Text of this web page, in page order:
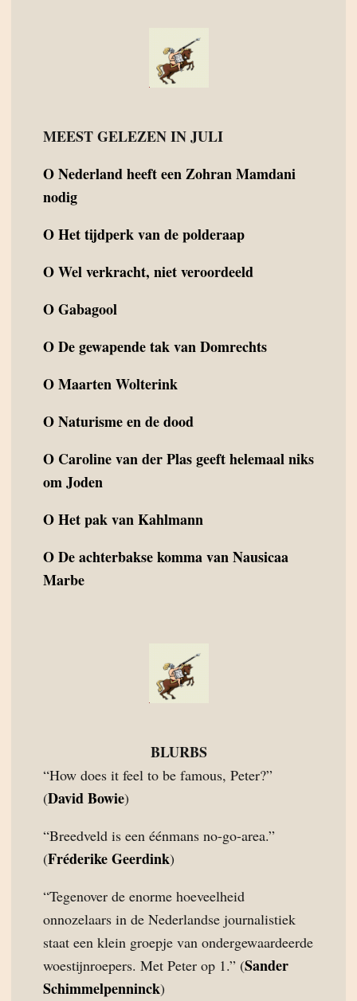
MEEST GELEZEN IN JULI
ONederland heeft een Zohran Mamdani
nodig
OHet tijdperk van de polderaap
OWel verkracht, niet veroordeeld
OGabagool
ODe gewapende tak van Domrechts
OMaarten Wolterink
ONaturisme en de dood
O Caroline van der Plas geeft helemaal niks
om Joden
OHet pak van Kahlmann
ODe achterbakse komma van Nausicaa
Marbe
BLURBS
“How does it feel to be famous, Peter?”
(David Bowie)
“Breedveld is een éénmans no-go-area.”
(Fréderike Geerdink)
“Tegenover de enorme hoeveelheid
onnozelaars in de Nederlandse journalistiek
staat een klein groepje van ondergewaardeerde
woestijnroepers. Met Peter op 1.” (Sander
Schimmelpenninck)